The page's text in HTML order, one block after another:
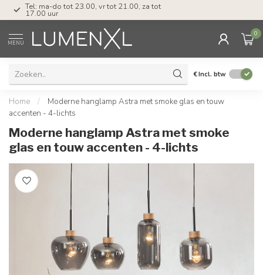
Tel: ma-do tot 23.00, vr tot 21.00, za tot
17.00 uur
MENU
0
€Incl. btw
Home /
Moderne hanglamp Astra met smoke glas en touw
accenten - 4-lichts
Moderne hanglamp Astra met smoke
glas en touw accenten - 4-lichts